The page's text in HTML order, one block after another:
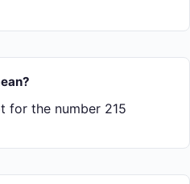
for the number 215